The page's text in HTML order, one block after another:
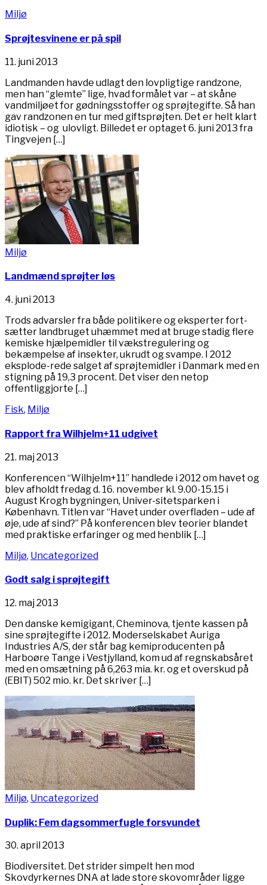
Miljø
Sprøjtesvinene er på spil
11. juni 2013
Landmanden havde udlagt den lovpligtige randzone,
men han “glemte” lige, hvad formålet var – at skåne
vandmiljøet for gødningsstoffer og sprøjtegifte. Så han
gav randzonen en tur med giftsprøjten. Det er helt klart
idiotisk – og ulovligt. Billedet er optaget 6. juni 2013 fra
Tingvejen […]
Miljø
Landmænd sprøjter løs
4. juni 2013
Trods advarsler fra både politikere og eksperter fort-
sætter landbruget uhæmmet med at bruge stadig flere
kemiske hjælpemidler til vækstregulering og
bekæmpelse af insekter, ukrudt og svampe. I 2012
eksplode-rede salget af sprøjtemidler i Danmark med en
stigning på 19,3 procent. Det viser den netop
offentliggjorte […]
Fisk, Miljø
Rapport fra Wilhjelm+11 udgivet
21. maj 2013
Konferencen “Wilhjelm+11” handlede i 2012 om havet og
blev afholdt fredag d. 16. november kl. 9.00-15.15 i
August Krogh bygningen, Univer-sitetsparken i
København. Titlen var “Havet under overfladen – ude af
øje, ude af sind?” På konferencen blev teorier blandet
med praktiske erfaringer og med henblik […]
Miljø, Uncategorized
Godt salg i sprøjtegift
12. maj 2013
Den danske kemigigant, Cheminova, tjente kassen på
sine sprøjtegifte i 2012. Moderselskabet Auriga
Industries A/S, der står bag kemiproducenten på
Harboøre Tange i Vestjylland, kom ud af regnskabsåret
med en omsætning på 6,263 mia. kr. og et overskud på
(EBIT) 502 mio. kr. Det skriver […]
Miljø, Uncategorized
Duplik: Fem dagsommerfugle forsvundet
30. april 2013
Biodiversitet. Det strider simpelt hen mod
Skovdyrkernes DNA at lade store skovområder ligge